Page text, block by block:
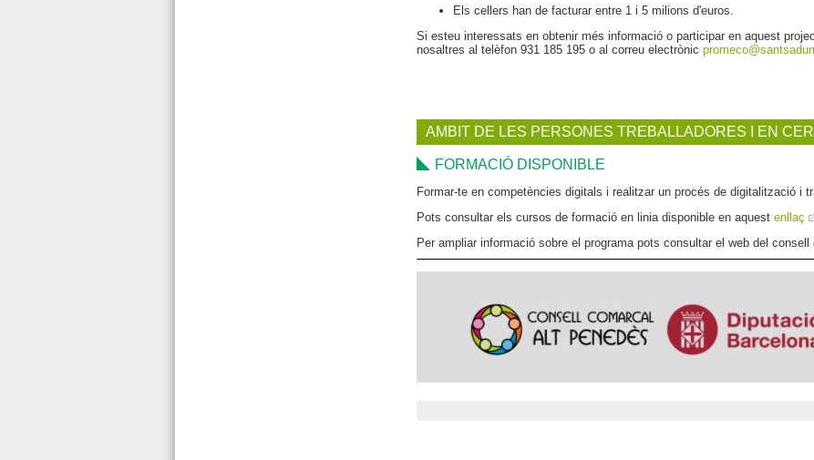
Els cellers han de facturar entre 1 i 5 milions d'euros.
Si esteu interessats en obtenir més informació o participar en aquest
nosaltres al telèfon 931 185 195 o al correu electrònic promeco
AMBIT DE LES PERSONES TREBALLADORES I EN
FORMACIÓ DISPONIBLE
Formar-te en competències digitals i realitzar un procés de digitalització i
Pots consultar els cursos de formació en linia disponible en aquest enllaç
Per ampliar informació sobre el programa pots consultar el web del consell